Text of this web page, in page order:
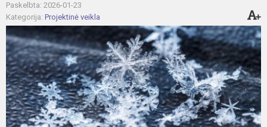
Paskelbta: 2026-01-23
Kategorija: Projektinė veikla